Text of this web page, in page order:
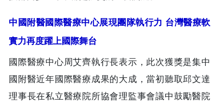
中國附醫國際醫療中心展現團隊執行力 台灣醫療軟
實力再度躍上國際舞台
國際醫療中心周艾齊執行長表示，此次獲獎是集中
國附醫近年國際醫療成果的大成，當初聽取邱文達
理事長在私立醫療院所協會理監事會議中鼓勵醫院